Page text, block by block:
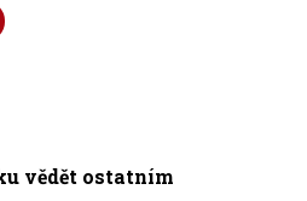
vědět ostatním